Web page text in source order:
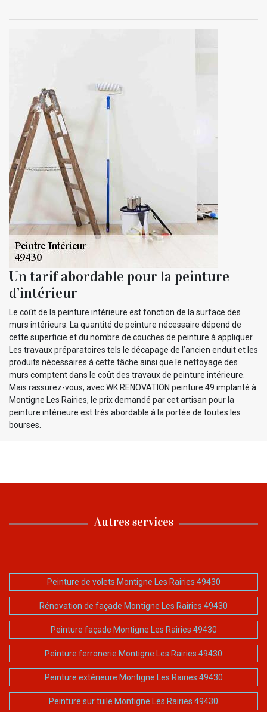
Un tarif abordable pour la peinture
d’intérieur
Le coût de la peinture intérieure est fonction de la surface des
murs intérieurs. La quantité de peinture nécessaire dépend de
cette superficie et du nombre de couches de peinture à appliquer.
Les travaux préparatoires tels le décapage de l’ancien enduit et les
produits nécessaires à cette tâche ainsi que le nettoyage des
murs comptent dans le coût des travaux de peinture intérieure.
Mais rassurez-vous, avec WK RENOVATION peinture 49 implanté à
Montigne Les Rairies, le prix demandé par cet artisan pour la
peinture intérieure est très abordable à la portée de toutes les
bourses.
Autres services
Peinture de volets Montigne Les Rairies 49430
Rénovation de façade Montigne Les Rairies 49430
Peinture façade Montigne Les Rairies 49430
Peinture ferronerie Montigne Les Rairies 49430
Peinture extérieure Montigne Les Rairies 49430
Peinture sur tuile Montigne Les Rairies 49430